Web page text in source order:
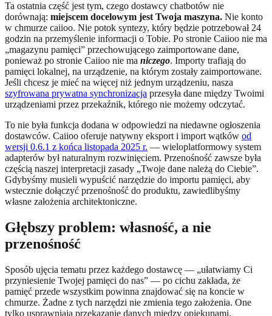
Ta ostatnia część jest tym, czego dostawcy chatbotów nie
dorównają: miejscem docelowym jest Twoja maszyna. Nie konto
w chmurze caiioo. Nie potok syntezy, który będzie potrzebował 24
godzin na przemyślenie informacji o Tobie. Po stronie Caiioo nie ma
„magazynu pamięci” przechowującego zaimportowane dane,
ponieważ po stronie Caiioo nie ma niczego. Importy trafiają do
pamięci lokalnej, na urządzenie, na którym zostały zaimportowane.
Jeśli chcesz je mieć na więcej niż jednym urządzeniu, nasza
szyfrowana prywatna synchronizacja przesyła dane między Twoimi
urządzeniami przez przekaźnik, którego nie możemy odczytać.
To nie była funkcja dodana w odpowiedzi na niedawne ogłoszenia
dostawców. Caiioo oferuje natywny eksport i import wątków od
wersji 0.6.1 z końca listopada 2025 r. — wieloplatformowy system
adapterów był naturalnym rozwinięciem. Przenośność zawsze była
częścią naszej interpretacji zasady „Twoje dane należą do Ciebie”.
Gdybyśmy musieli wypuścić narzędzie do importu pamięci, aby
wstecznie dołączyć przenośność do produktu, zawiedlibyśmy
własne założenia architektoniczne.
Głębszy problem: własność, a nie
przenośność
Sposób ujęcia tematu przez każdego dostawcę — „ułatwiamy Ci
przyniesienie Twojej pamięci do nas” — po cichu zakłada, że
pamięć przede wszystkim powinna znajdować się na koncie w
chmurze. Żadne z tych narzędzi nie zmienia tego założenia. One
tylko usprawniają przekazanie danych między opiekunami.